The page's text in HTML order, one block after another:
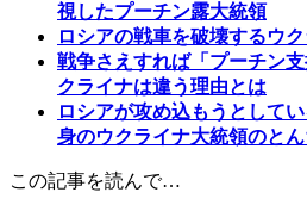
視したプーチン露大統領
ロシアの戦車を破壊するウ
戦争さえすれば「プーチン
クライナは違う理由とは
ロシアが攻め込もうとして
身のウクライナ大統領のと
この記事を読んで…